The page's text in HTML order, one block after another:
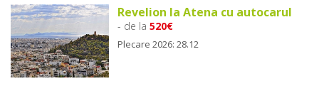
Revelion la Atena cu autocarul
- de la520€
Plecare 2026: 28.12